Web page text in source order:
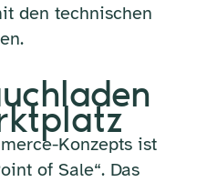
den technischen
Konzepts ist
of Sale“. Das